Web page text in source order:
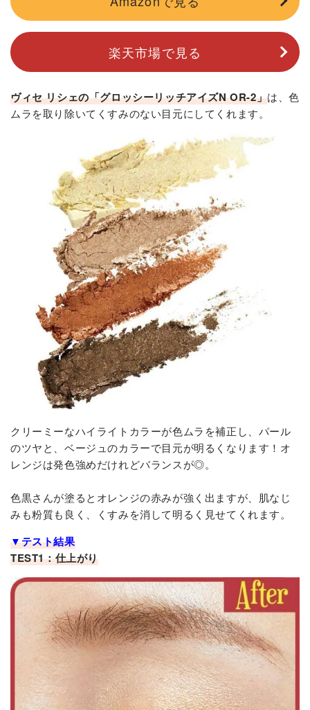
楽天市場で見る
ヴィセ リシェの「グロッシーリッチアイズN OR-2」は、色
ムラを取り除いてくすみのない目元にしてくれます。
クリーミーなハイライトカラーが色ムラを補正し、パール
のツヤと、ベージュのカラーで目元が明るくなります！オ
レンジは発色強めだけれどバランスが◎。
色黒さんが塗るとオレンジの赤みが強く出ますが、肌なじ
みも粉質も良く、くすみを消して明るく見せてくれます。
▼テスト結果
TEST1：仕上がり